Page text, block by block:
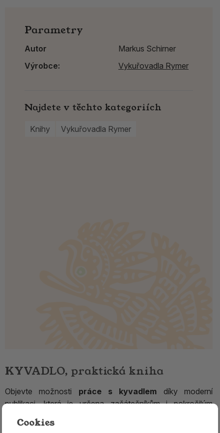
KYVADLO, praktická kniha
Objevte možnosti práce s kyvadlem díky moderní
publikaci, která je určena začátečníkům i pokročilým
zájemcům o
Parametry
Autor
Markus Schirner
Výrobce:
Vykuřovadla Rymer
Najdete v těchto kategoriích
Knihy Vykuřovadla Rymer
Cookies